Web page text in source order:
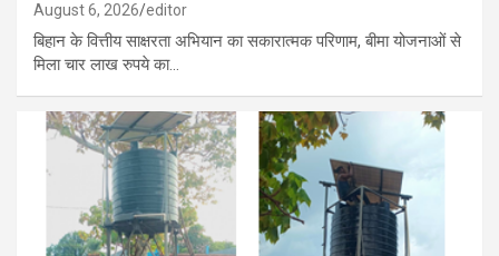
August 6, 2026 editor
बिहान के वित्तीय साक्षरता अभियान का सकारात्मक परिणाम, बीमा योजनाओं से
मिला चार लाख रुपये का…